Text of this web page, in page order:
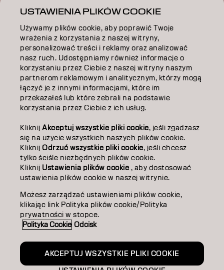
INSPIRACJA
EDUKACJA
O NAS
ZOSTAŃ PARTNEREM
SKONTAKTUJ SIĘ Z NAMI
KontaktPolityka prywatności
Polityka dotycząca plików cookieWarunki użytkowania
Dostępność
Zaangażowanie na rzecz zrównoważonego rozwoju
PO | Polish
Goldwell jest częścią
USTAWIENIA PLIKÓW COOKIE
Używamy plików cookie, aby poprawić Twoje
wrażenia z korzystania z naszej witryny,
personalizować treści i reklamy oraz analizować
nasz ruch. Udostępniamy również informacje o
korzystaniu przez Ciebie z naszej witryny naszym
partnerom reklamowym i analitycznym, którzy mogą
łączyć je z innymi informacjami, które im
przekazałeś lub które zebrali na podstawie
korzystania przez Ciebie z ich usług.
KliknijAkceptuj wszystkie pliki cookie, jeśli zgadzasz
się na użycie wszystkich naszych plików cookie.
KliknijOdrzuć wszystkie pliki cookie, jeśli chcesz
tylko ściśle niezbędnych plików cookie.
Kliknij Ustawienia plików cookie , aby dostosować
ustawienia plików cookie w naszej witrynie.
Możesz zarządzać ustawieniami plików cookie,
klikając link Polityka plików cookie/Polityka
prywatności w stopce.
Polityka Cookie Odcisk
AKCEPTUJ WSZYSTKIE PLIKI COOKIE